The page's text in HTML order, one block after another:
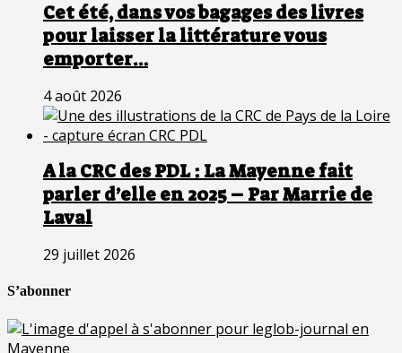
Cet été, dans vos bagages des livres
pour laisser la littérature vous
emporter…
4 août 2026
A la CRC des PDL : La Mayenne fait
parler d’elle en 2025 – Par Marrie de
Laval
29 juillet 2026
S’abonner